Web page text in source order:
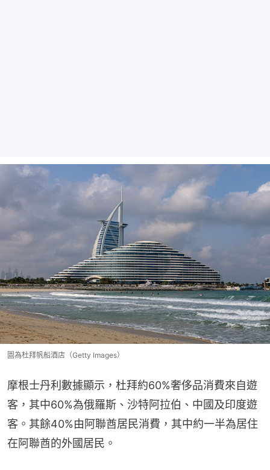
圖為杜拜帆船酒店（Getty Images）
摩根士丹利數據顯示，杜拜約60%奢侈品消費來自遊
客，其中60%為俄羅斯、沙特阿拉伯、中國及印度遊
客。其餘40%由阿聯酋居民消費，其中約一半為居住
在阿聯酋的外國居民。